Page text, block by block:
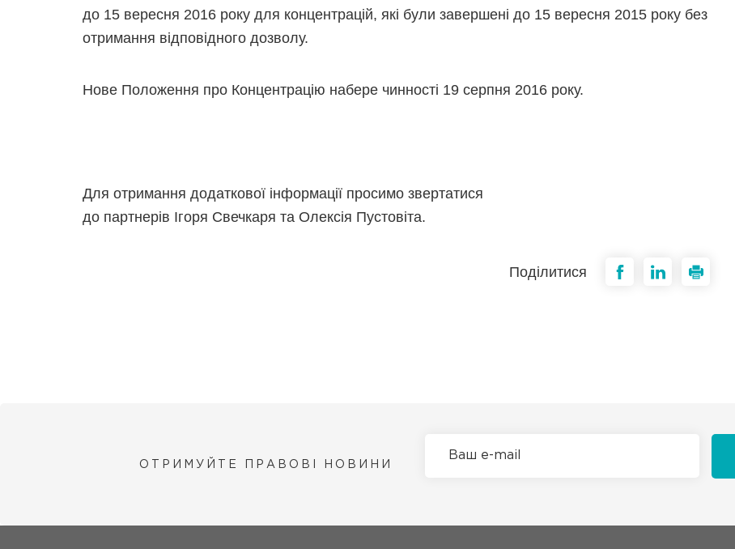
до 15 вересня 2016 року для концентрацій, які були завершені до 15 вересня 2015 року без
отримання відповідного дозволу.
Нове Положення про Концентрацію набере чинності 19 серпня 2016 року.
Для отримання додаткової інформації просимо звертатися
до партнерів Ігоря Свечкаря та Олексія Пустовіта.
Поділитися
ОТРИМУЙТЕ ПРАВОВІ НОВИНИ